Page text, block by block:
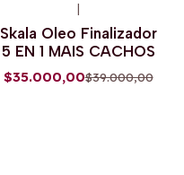
|
Skala Oleo Finalizador
5 EN 1 MAIS CACHOS
$35.000,00$39.000,00